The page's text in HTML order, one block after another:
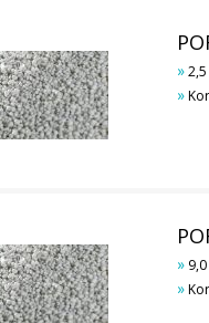
»
»
»
»